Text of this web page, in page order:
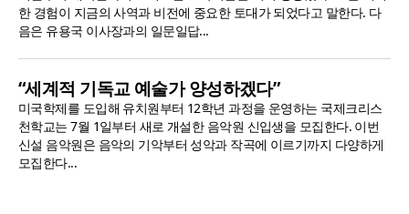
한 경험이 지금의 사역과 비전에 중요한 토대가 되었다고 말한다. 다
음은 유용국 이사장과의 일문일답...
“세계적 기독교 예술가 양성하겠다”
미국학제를 도입해 유치원부터 12학년 과정을 운영하는 국제크리스
천학교는 7월 1일부터 새로 개설한 음악원 신입생을 모집한다. 이번
신설 음악원은 음악의 기악부터 성악과 작곡에 이르기까지 다양하게
모집한다...